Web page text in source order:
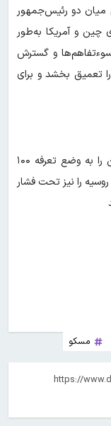
دو رئیس‌جمهور
چین و آمریکا به‌طور
و گسترش
تعمیق بخشد و برای
این موضع چین در حالی است که آمریکا پکن را به وضع تعرفه ۱۰۰
را نیز تحت فشار
مسکو